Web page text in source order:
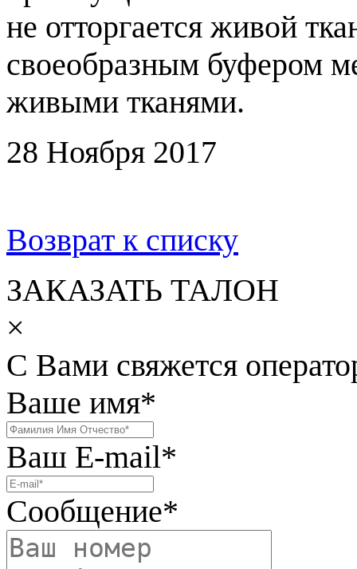
не отторгается живой
своеобразным буфером
живыми тканями.
28 Ноября 2017
Возврат к списку
ЗАКАЗАТЬ ТАЛОН
×
С Вами свяжется
Ваше имя*
Ваш E-mail*
Сообщение*